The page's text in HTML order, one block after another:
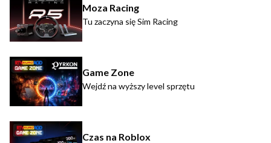
Moza Racing
Tu zaczyna się Sim Racing
Game Zone
Wejdź na wyższy level sprzętu
Czas na Roblox